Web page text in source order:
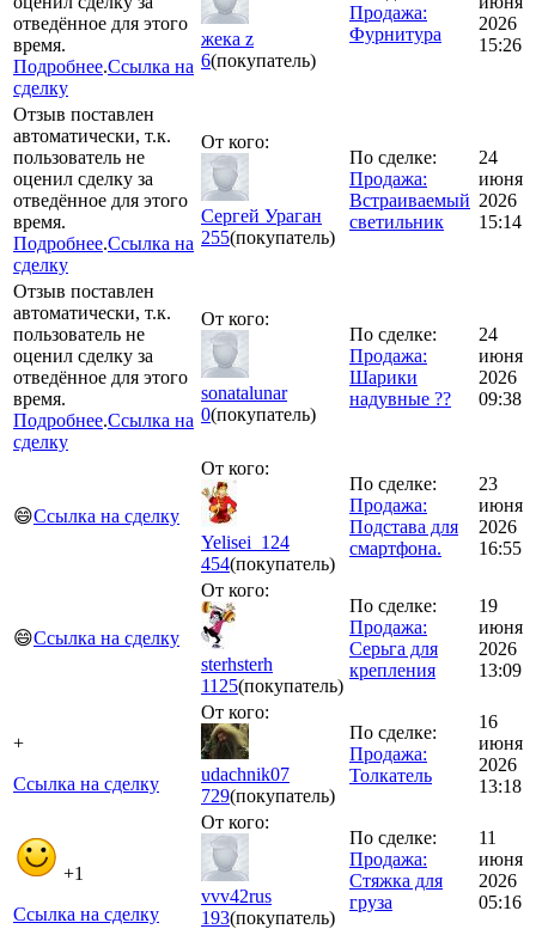
отведённое для этого
время.
Подробнее.Ссылка на
сделку
жека z
6(покупатель)
Продажа:
Фурнитура
2026
15:26
Отзыв поставлен
автоматически, т.к.
пользователь не
оценил сделку за
отведённое для этого
время.
Подробнее.Ссылка на
сделку
От кого:
Сергей Ураган
255(покупатель)
По сделке:
Продажа:
Встраиваемый
светильник
24
июня
2026
15:14
Отзыв поставлен
автоматически, т.к.
пользователь не
оценил сделку за
отведённое для этого
время.
Подробнее.Ссылка на
сделку
От кого:
sonatalunar
0(покупатель)
По сделке:
Продажа:
Шарики
надувные ??
24
июня
2026
09:38
😄Ссылка на сделку
От кого:
Yelisei_124
454(покупатель)
По сделке:
Продажа:
Подстава для
смартфона.
23
июня
2026
16:55
😄Ссылка на сделку
От кого:
sterhsterh
1125(покупатель)
По сделке:
Продажа:
Серьга для
крепления
19
июня
2026
13:09
+
Ссылка на сделку
От кого:
udachnik07
729(покупатель)
По сделке:
Продажа:
Толкатель
16
июня
2026
13:18
+1
Ссылка на сделку
От кого:
vvv42rus
193(покупатель)
По сделке:
Продажа:
Стяжка для
груза
11
июня
2026
05:16